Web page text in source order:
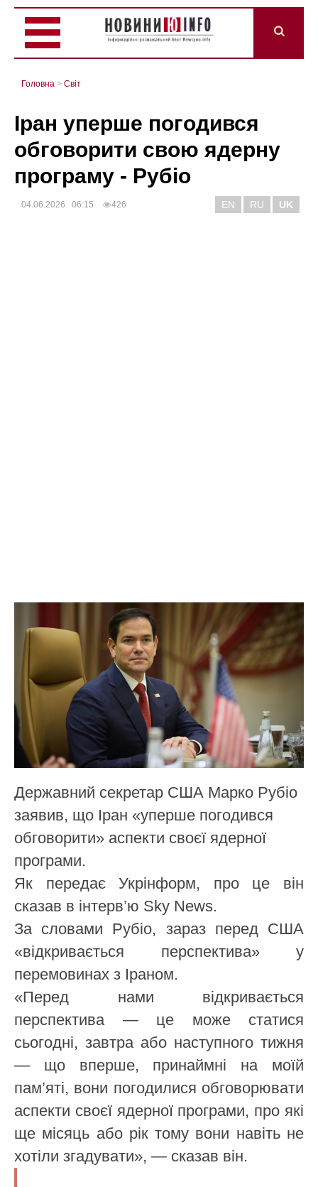
Головна > Світ
Іран уперше погодився
обговорити свою ядерну
програму - Рубіо
04.06.2026 06:15 426 EN RU UK
Державний секретар США Марко Рубіо
заявив, що Іран «уперше погодився
обговорити» аспекти своєї ядерної
програми.
Як передає Укрінформ, про це він
сказав в інтерв’ю Sky News.
За словами Рубіо, зараз перед США
«відкривається перспектива» у
перемовинах з Іраном.
«Перед нами відкривається
перспектива — це може статися
сьогодні, завтра або наступного тижня
— що вперше, принаймні на моїй
пам’яті, вони погодилися обговорювати
аспекти своєї ядерної програми, про які
ще місяць або рік тому вони навіть не
хотіли згадувати», — сказав він.